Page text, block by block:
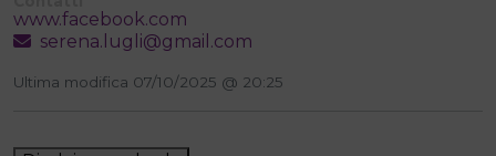
www.facebook.com
serena.lugli@gmail.com
Ultima modifica 07/10/2025 @ 20:25